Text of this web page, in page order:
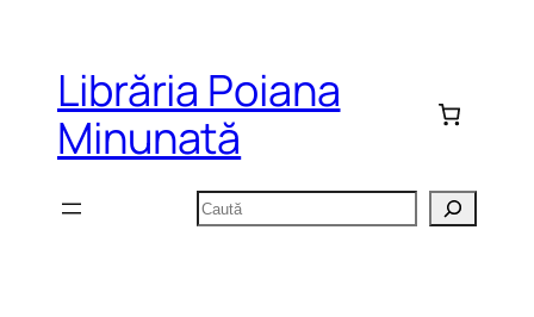
conținutLibrăria Poiana
Minunată
Caută